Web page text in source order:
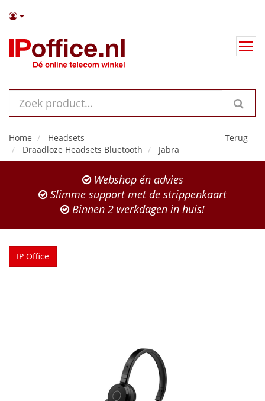
Terug
Home
Headsets
Draadloze Headsets Bluetooth
Jabra
Webshop én advies
Slimme support met de strippenkaart
Binnen 2 werkdagen in huis!
IP Office